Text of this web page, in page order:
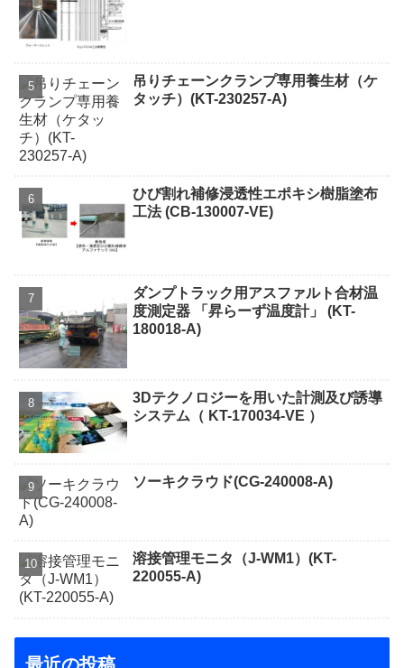
吊りチェーンクランプ専用養生材（ケ
タッチ）(KT-230257-A)
ひび割れ補修浸透性エポキシ樹脂塗布
工法 (CB-130007-VE)
ダンプトラック用アスファルト合材温
度測定器 「昇らーず温度計」 (KT-
180018-A)
3Dテクノロジーを用いた計測及び誘導
システム（ KT-170034-VE ）
ソーキクラウド(CG-240008-A)
溶接管理モニタ（J-WM1）(KT-
220055-A)